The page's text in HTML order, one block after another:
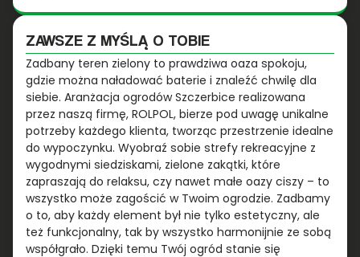
ZAWSZE Z MYŚLĄ O TOBIE
Zadbany teren zielony to prawdziwa oaza spokoju,
gdzie można naładować baterie i znaleźć chwilę dla
siebie. Aranżacja ogrodów Szczerbice realizowana
przez naszą firmę, ROLPOL, bierze pod uwagę unikalne
potrzeby każdego klienta, tworząc przestrzenie idealne
do wypoczynku. Wyobraź sobie strefy rekreacyjne z
wygodnymi siedziskami, zielone zakątki, które
zapraszają do relaksu, czy nawet małe oazy ciszy – to
wszystko może zagościć w Twoim ogrodzie. Zadbamy
o to, aby każdy element był nie tylko estetyczny, ale
też funkcjonalny, tak by wszystko harmonijnie ze sobą
współgrało. Dzięki temu Twój ogród stanie się